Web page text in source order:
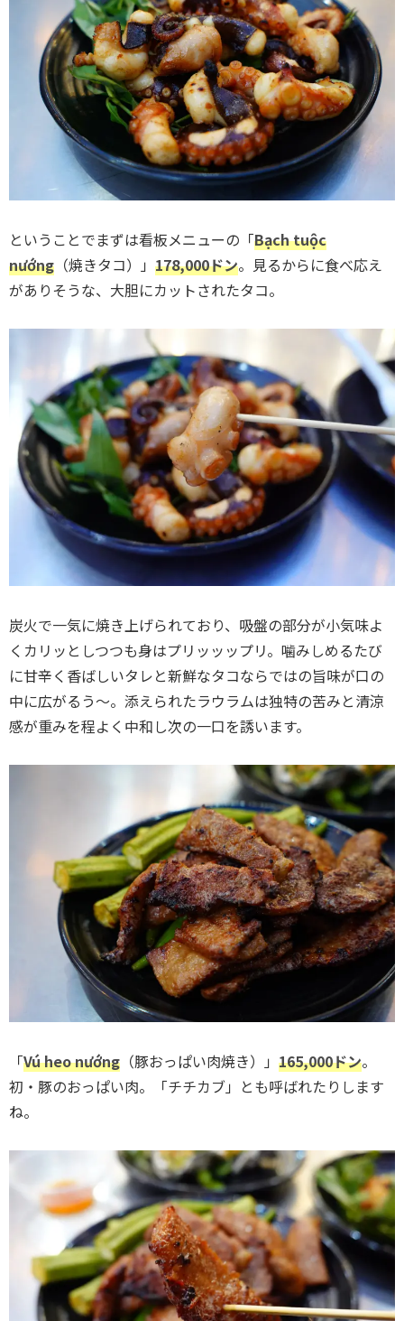
ということでまずは看板メニューの「Bạch tuộc
nướng （焼きタコ）」 178,000ドン。見るからに食べ応え
がありそうな、大胆にカットされたタコ。
炭火で一気に焼き上げられており、吸盤の部分が小気味よ
くカリッとしつつも身はプリッッップリ。噛みしめるたび
に甘辛く香ばしいタレと新鮮なタコならではの旨味が口の
中に広がるう〜。添えられたラウラムは独特の苦みと清涼
感が重みを程よく中和し次の一口を誘います。
「Vú heo nướng （豚おっぱい肉焼き）」 165,000ドン。
初・豚のおっぱい肉。「チチカブ」とも呼ばれたりします
ね。